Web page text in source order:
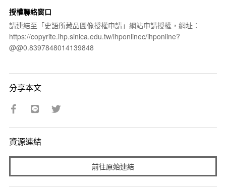
授權聯絡窗口
請連結至「史語所藏品圖像授權申請」網站申請授權，網址：
https://copyrite.ihp.sinica.edu.tw/ihponlinec/ihponline?
@@0.8397848014139848
分享本文
資源連結
前往原始連結